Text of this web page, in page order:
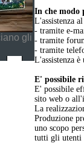
gli
In che modo
L'assistenza
- tramite e-
- tramite
- tramite
L'assistenza
E' possibile
E' possibile
sito web o
La
Produzione
uno scopo
tutti gli utenti